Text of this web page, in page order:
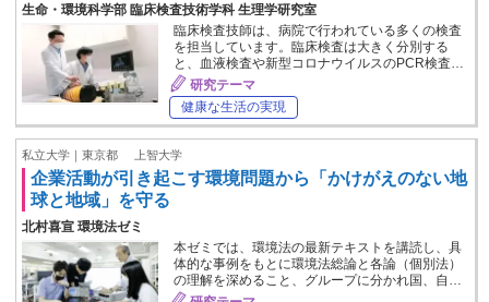
生命・環境科学部 臨床検査技術学科 生理学研究室
臨床検査技師は、病院で行われている多くの検査
を担当しています。臨床検査は大きく分別する
と、血液検査や新型コロナウイルスのPCR検査…
研究テーマ
健康な生活の実現
私立大学｜東京都 上智大学
企業活動が引き起こす環境問題から「かけがえのない地
球と地域」を守る
北村喜宣 環境法ゼミ
本ゼミでは、環境法の最新テキストを講読し、具
体的な事例をもとに環境法総論と各論（個別法）
の理解を深めること、グループに分かれ国、自…